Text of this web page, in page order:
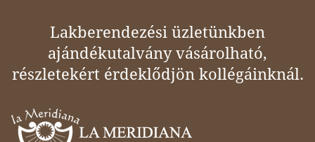
Lakberendezési üzletünkben
ajándékutalvány vásárolható,
részletekért érdeklődjön kollégáinknál.